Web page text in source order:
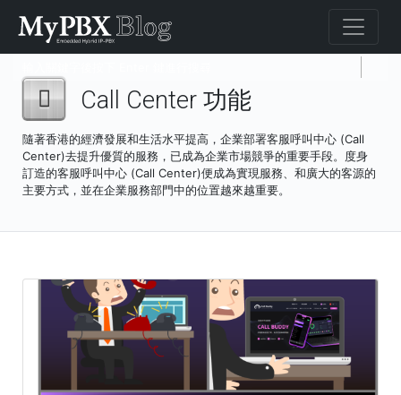
Call Center 功能
隨著香港的經濟發展和生活水平提高，企業部署客服呼叫中心 (Call
Center)去提升優質的服務，已成為企業市場競爭的重要手段。度身
訂造的客服呼叫中心 (Call Center)便成為實現服務、和廣大的客源的
主要方式，並在企業服務部門中的位置越來越重要。